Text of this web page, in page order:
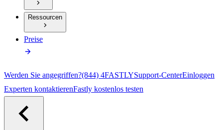
Ressourcen
Preise
Werden Sie angegriffen?(844) 4FASTLYSupport-CenterEinloggen
Experten kontaktierenFastly kostenlos testen